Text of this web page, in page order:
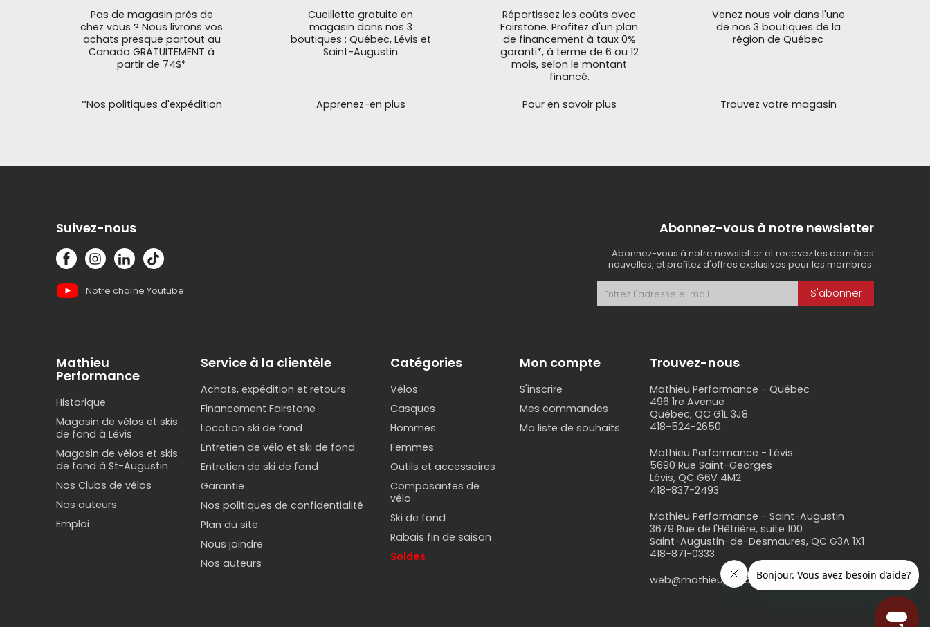
Pas de magasin près de
chez vous ? Nous livrons vos
achats presque partout au
Canada GRATUITEMENT à
partir de 74$*
*Nos politiques d'expédition
Cueillette gratuite en
magasin dans nos 3
boutiques : Québec, Lévis et
Saint-Augustin
Apprenez-en plus
Répartissez les coûts avec
Fairstone. Profitez d'un plan
de financement à taux 0%
garanti*, à terme de 6 ou 12
mois, selon le montant
financé.
Pour en savoir plus
Venez nous voir dans l'une
de nos 3 boutiques de la
région de Québec
Trouvez votre magasin
Suivez-nous
Notre chaîne Youtube
Abonnez-vous à notre newsletter
Abonnez-vous à notre newsletter et recevez les dernières
nouvelles, et profitez d'offres exclusives pour les membres.
S'abonner
Mathieu
Performance
Historique
Magasin de vélos et skis
de fond à Lévis
Magasin de vélos et skis
de fond à St-Augustin
Nos Clubs de vélos
Nos auteurs
Emploi
Service à la clientèle
Achats, expédition et retours
Financement Fairstone
Location ski de fond
Entretien de vélo et ski de fond
Entretien de ski de fond
Garantie
Nos politiques de confidentialité
Plan du site
Nous joindre
Nos auteurs
Catégories
Vélos
Casques
Hommes
Femmes
Outils et accessoires
Composantes de
vélo
Ski de fond
Rabais fin de saison
Soldes
Mon compte
S'inscrire
Mes commandes
Ma liste de souhaits
Trouvez-nous
Mathieu Performance - Québec
496 1re Avenue
Québec, QC G1L 3J8
418-524-2650
Mathieu Performance - Lévis
5690 Rue Saint-Georges
Lévis, QC G6V 4M2
418-837-2493
Mathieu Performance - Saint-Augustin
3679 Rue de l'Hêtrière, suite 100
Saint-Augustin-de-Desmaures, QC G3A 1X1
418-871-0333
web@mathieuperformance.com